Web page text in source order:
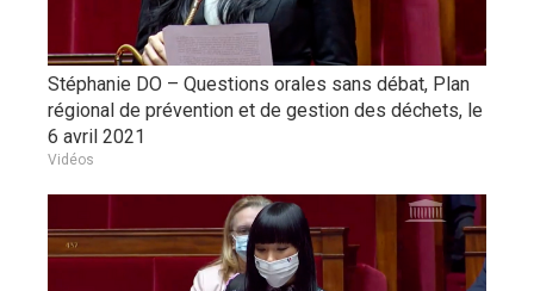
Stéphanie DO – Questions orales sans débat, Plan
régional de prévention et de gestion des déchets, le
6 avril 2021
Vidéos